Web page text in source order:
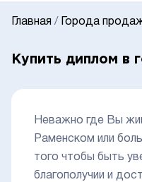
Главная / Города
Купить диплом в
Неважно где Вы
Раменском или
того чтобы быть
благополучии и